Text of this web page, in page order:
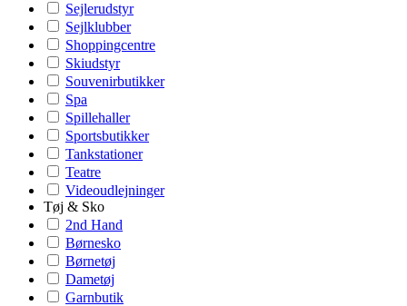
Sejlerudstyr
Sejlklubber
Shoppingcentre
Skiudstyr
Souvenirbutikker
Spa
Spillehaller
Sportsbutikker
Tankstationer
Teatre
Videoudlejninger
Tøj & Sko
2nd Hand
Børnesko
Børnetøj
Dametøj
Garnbutik